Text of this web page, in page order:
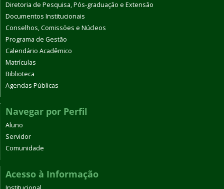
Diretoria de Pesquisa, Pós-graduação e Extensão
Documentos Institucionais
Conselhos, Comissões e Núcleos
Programa de Gestão
Calendário Acadêmico
Matrículas
Biblioteca
Agendas Públicas
Navegar por Perfil
Aluno
Servidor
Comunidade
Acesso à Informação